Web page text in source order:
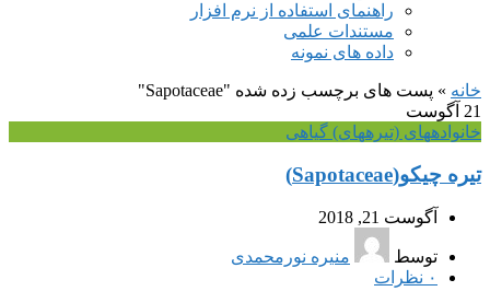
راهنمای استفاده از نرم افزار
مستندات علمی
داده های نمونه
خانه » پست های برچسب زده شده "Sapotaceae"
21 آگوست
خانواده‎های (تیره‎های) گیاهی
تیره چیکو(Sapotaceae)
آگوست 21, 2018
توسط
منیره نورمحمدی
۰ نظرات